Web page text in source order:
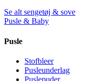
Se alt sengetøj & sove
Pusle & Baby
Pusle
Stofbleer
Pusleunderlag
Puslepuder